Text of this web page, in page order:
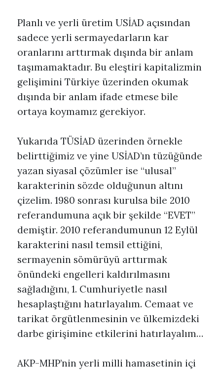
Planlı ve yerli üretim USİAD açısından
sadece yerli sermayedarların kar
oranlarını arttırmak dışında bir anlam
taşımamaktadır. Bu eleştiri kapitalizmin
gelişimini Türkiye üzerinden okumak
dışında bir anlam ifade etmese bile
ortaya koymamız gerekiyor.
Yukarıda TÜSİAD üzerinden örnekle
belirttiğimiz ve yine USİAD’ın tüzüğünde
yazan siyasal çözümler ise “ulusal”
karakterinin sözde olduğunun altını
çizelim. 1980 sonrası kurulsa bile 2010
referandumuna açık bir şekilde “EVET”
demiştir. 2010 referandumunun 12 Eylül
karakterini nasıl temsil ettiğini,
sermayenin sömürüyü arttırmak
önündeki engelleri kaldırılmasını
sağladığını, 1. Cumhuriyetle nasıl
hesaplaştığını hatırlayalım. Cemaat ve
tarikat örgütlenmesinin ve ülkemizdeki
darbe girişimine etkilerini hatırlayalım…
AKP-MHP’nin yerli milli hamasetinin içi